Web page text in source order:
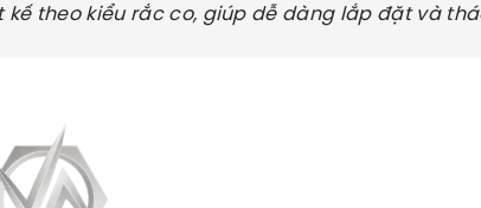
theo kiểu rắc co, giúp dễ dàng lắp đặt và